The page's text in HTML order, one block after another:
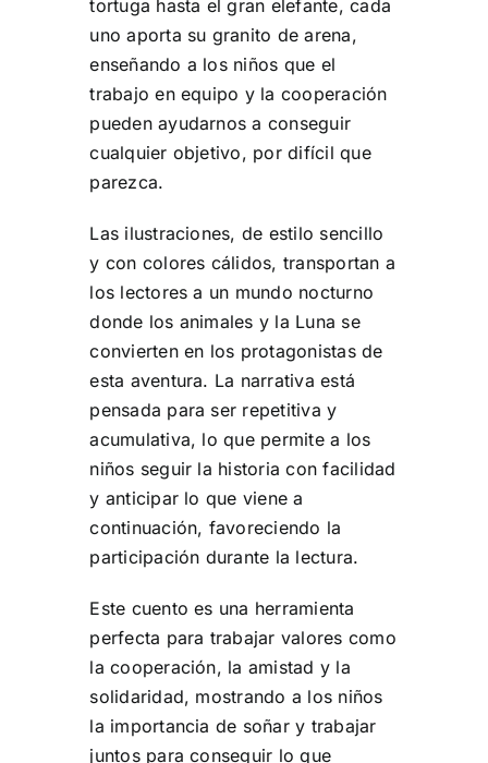
tortuga hasta el gran elefante, cada
uno aporta su granito de arena,
enseñando a los niños que el
trabajo en equipo y la cooperación
pueden ayudarnos a conseguir
cualquier objetivo, por difícil que
parezca.
Las ilustraciones, de estilo sencillo
y con colores cálidos, transportan a
los lectores a un mundo nocturno
donde los animales y la Luna se
convierten en los protagonistas de
esta aventura. La narrativa está
pensada para ser repetitiva y
acumulativa, lo que permite a los
niños seguir la historia con facilidad
y anticipar lo que viene a
continuación, favoreciendo la
participación durante la lectura.
Este cuento es una herramienta
perfecta para trabajar valores como
la cooperación, la amistad y la
solidaridad, mostrando a los niños
la importancia de soñar y trabajar
juntos para conseguir lo que